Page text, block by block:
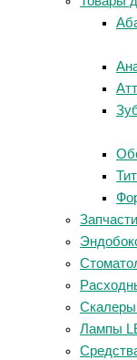
Скалеры
Лампы